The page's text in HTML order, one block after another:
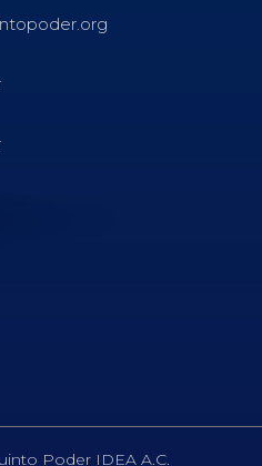
Poder IDEA A.C.